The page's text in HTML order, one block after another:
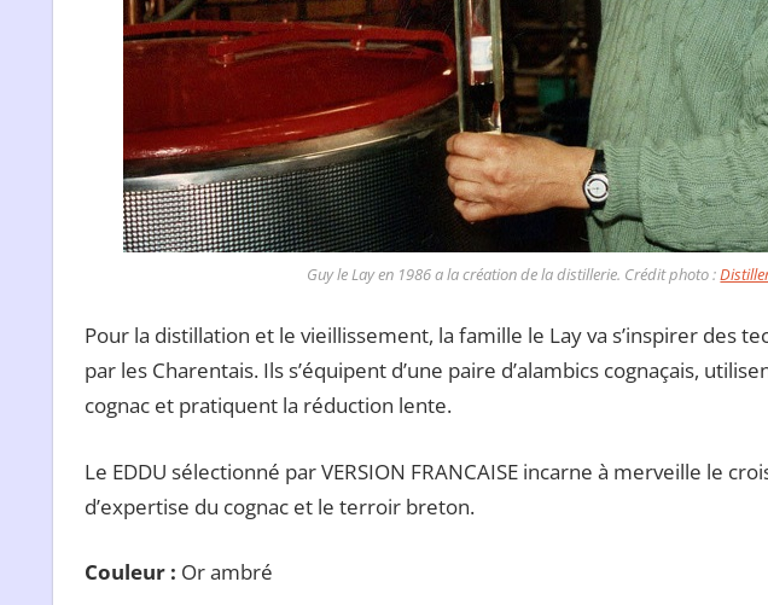
Guy le Lay en 1986 a la création de la distillerie. Crédit photo :
Pour la distillation et le vieillissement, la famille le Lay va s’inspirer des
par les Charentais. Ils s’équipent d’une paire d’alambics cognaçais,
cognac et pratiquent la réduction lente.
Le EDDU sélectionné par VERSION FRANCAISE incarne à merveille le
d’expertise du cognac et le terroir breton.
Couleur : Or ambré